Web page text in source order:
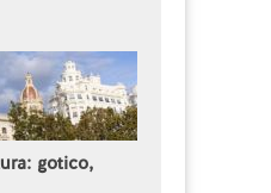
gotico,